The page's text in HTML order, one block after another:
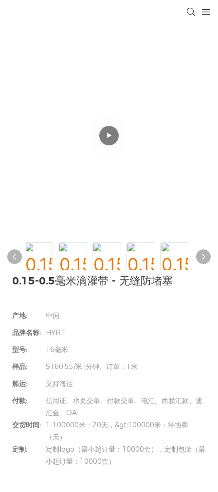
0.15-0.5毫米滴灌带 - 无缝防堵塞
产地:
中国
品牌名称:
HYRT
型号:
16毫米
样品:
$160.55/米 |分钟。订单：1米
船运:
支持海运
付款:
信用证、承兑交单、付款交单、电汇、西联汇款、速
汇金、OA
交货时间:
1-100000米：20天，&gt;100000米：待协商
（天）
定制:
定制logo（最小起订量：10000套），定制包装（最
小起订量：10000套）